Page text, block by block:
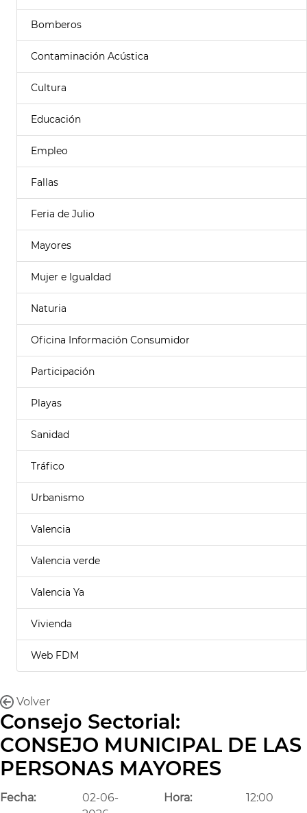
Bomberos
Contaminación Acústica
Cultura
Educación
Empleo
Fallas
Feria de Julio
Mayores
Mujer e Igualdad
Naturia
Oficina Información Consumidor
Participación
Playas
Sanidad
Tráfico
Urbanismo
Valencia
Valencia verde
Valencia Ya
Vivienda
Web FDM
Volver
Consejo Sectorial:
CONSEJO MUNICIPAL DE LAS
PERSONAS MAYORES
Fecha:
02-06-
Hora: 12:00